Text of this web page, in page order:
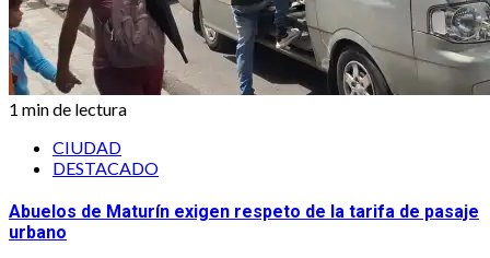
1 min de lectura
CIUDAD
DESTACADO
Abuelos de Maturín exigen respeto de la tarifa de pasaje
urbano